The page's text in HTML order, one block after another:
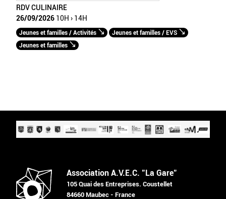
RDV CULINAIRE
26/09/2026 10H › 14H
Jeunes et familles / Activités
Jeunes et familles / EVS
Jeunes et familles
Association A.V.E.C. "La Gare"
105 Quai des Entreprises. Coustellet
84660 Maubec - France